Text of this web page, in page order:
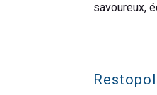
savoureux,